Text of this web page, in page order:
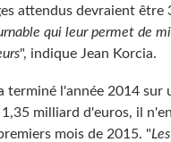
attendus devraient
qui leur permet de
", indique Jean Korcia.
terminé l'année 2014 sur
milliard d'euros, il
mois de 2015. "